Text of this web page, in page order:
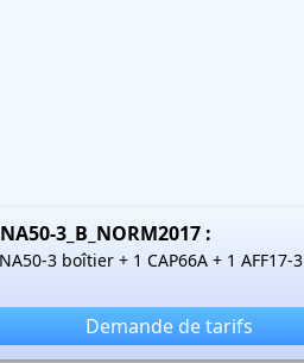
3_B_NORM2017 :
3 boîtier + 1 CAP66A + 1 AFF17-3
Demande de tarifs